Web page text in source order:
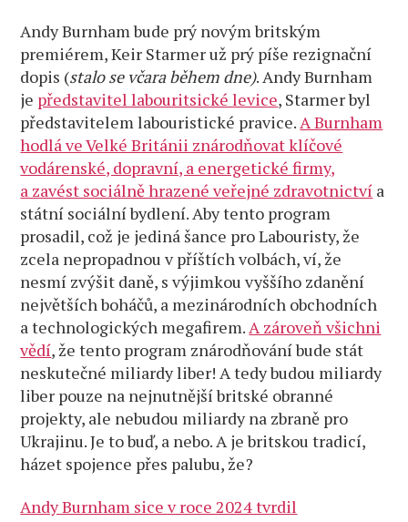
Andy Burnham bude prý novým britským
premiérem, Keir Starmer už prý píše rezignační
dopis (stalo se včara během dne). Andy Burnham
je představitel labouritsické levice, Starmer byl
představitelem labouristické pravice. A Burnham
hodlá ve Velké Británii znárodňovat klíčové
vodárenské, dopravní, a energetické firmy,
a zavést sociálně hrazené veřejné zdravotnictví a
státní sociální bydlení. Aby tento program
prosadil, což je jediná šance pro Labouristy, že
zcela nepropadnou v příštích volbách, ví, že
nesmí zvýšit daně, s výjimkou vyššího zdanění
největších boháčů, a mezinárodních obchodních
a technologických megafirem. A zároveň všichni
vědí, že tento program znárodňování bude stát
neskutečné miliardy liber! A tedy budou miliardy
liber pouze na nejnutnější britské obranné
projekty, ale nebudou miliardy na zbraně pro
Ukrajinu. Je to buď, a nebo. A je britskou tradicí,
házet spojence přes palubu, že?
Andy Burnham sice v roce 2024 tvrdil